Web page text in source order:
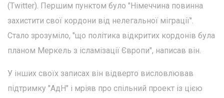
(Twitter). Першим пунктом було "Німеччина повинна
захистити свої кордони від нелегальної міграції".
Стало зрозуміло, "що політика відкритих кордонів була
планом Меркель з ісламізації Європи", написав він.
У інших своїх записах він відверто висловлював
підтримку "АдН" і мріяв про спільний проект із цією